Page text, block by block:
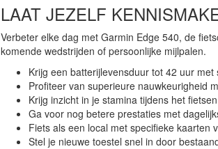
LAAT JEZELF
Verbeter elke dag met Garmin Edge 540, de
komende wedstrijden of persoonlijke mijlpalen.
Krijg een batterijlevensduur tot 42 uur
Profiteer van superieure nauwkeurigheid
Krijg inzicht in je stamina tijdens het
Ga voor nog betere prestaties met
Fiets als een local met specifieke kaarten
Stel je nieuwe toestel snel in door